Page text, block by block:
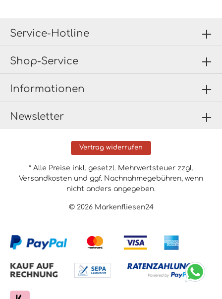
Newsletter
Service-Hotline
Shop-Service
Informationen
Vertrag widerrufen
© 2026 Markenfliesen24
* Alle Preise inkl. gesetzl. Mehrwertsteuer zzgl.
Versandkosten und ggf. Nachnahmegebühren, wenn
nicht anders angegeben.